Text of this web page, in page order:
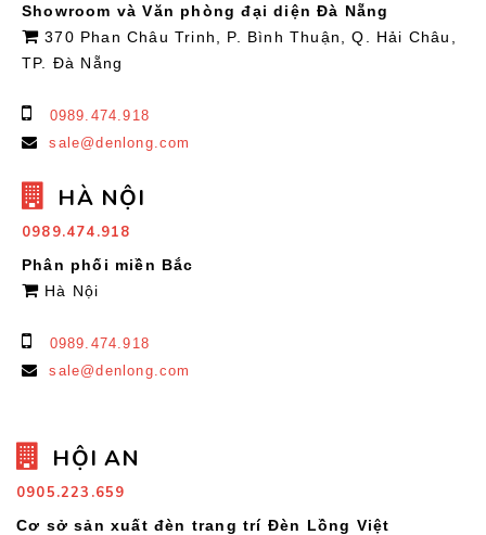
Showroom và Văn phòng đại diện Đà Nẵng
370 Phan Châu Trinh, P. Bình Thuận, Q. Hải Châu,
TP. Đà Nẵng
0989.474.918
sale@denlong.com
HÀ NỘI
0989.474.918
Phân phối miền Bắc
Hà Nội
0989.474.918
sale@denlong.com
HỘI AN
0905.223.659
Cơ sở sản xuất đèn trang trí Đèn Lồng Việt